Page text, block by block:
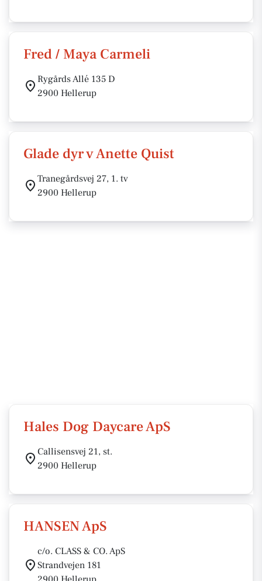
Fred / Maya Carmeli
Rygårds Allé 135 D
2900 Hellerup
Glade dyr v Anette Quist
Tranegårdsvej 27, 1. tv
2900 Hellerup
Hales Dog Daycare ApS
Callisensvej 21, st.
2900 Hellerup
HANSEN ApS
c/o. CLASS & CO. ApS
Strandvejen 181